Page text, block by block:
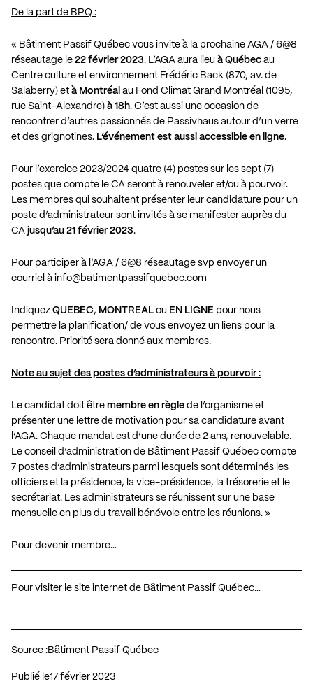
De la part de BPQ :
« Bâtiment Passif Québec vous invite à la prochaine AGA / 6@8
réseautage le 22 février 2023. L’AGA aura lieu à Québec au
Centre culture et environnement Frédéric Back (870, av. de
Salaberry) et à Montréal au Fond Climat Grand Montréal (1095,
rue Saint-Alexandre) à 18h. C’est aussi une occasion de
rencontrer d’autres passionnés de Passivhaus autour d’un verre
et des grignotines. L’événement est aussi accessible en ligne.
Pour l’exercice 2023/2024 quatre (4) postes sur les sept (7)
postes que compte le CA seront à renouveler et/ou à pourvoir.
Les membres qui souhaitent présenter leur candidature pour un
poste d’administrateur sont invités à se manifester auprès du
CA jusqu’au 21 février 2023.
Pour participer à l’AGA / 6@8 réseautage svp envoyer un
courriel à info@batimentpassifquebec.com
Indiquez QUEBEC, MONTREAL ou EN LIGNE pour nous
permettre la planification/ de vous envoyez un liens pour la
rencontre. Priorité sera donné aux membres.
Note au sujet des postes d’administrateurs à pourvoir :
Le candidat doit être membre en règle de l’organisme et
présenter une lettre de motivation pour sa candidature avant
l’AGA. Chaque mandat est d’une durée de 2 ans, renouvelable.
Le conseil d’administration de Bâtiment Passif Québec compte
7 postes d’administrateurs parmi lesquels sont déterminés les
officiers et la présidence, la vice-présidence, la trésorerie et le
secrétariat. Les administrateurs se réunissent sur une base
mensuelle en plus du travail bénévole entre les réunions. »
Pour devenir membre…
Pour visiter le site internet de Bâtiment Passif Québec…
Source :Bâtiment Passif Québec
Publié le 17 février 2023